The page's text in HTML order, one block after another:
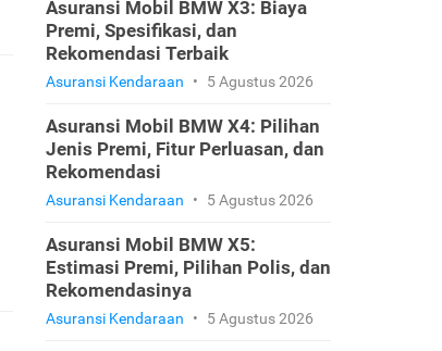
Asuransi Mobil BMW X3: Biaya
Premi, Spesifikasi, dan
Rekomendasi Terbaik
Asuransi Kendaraan • 5 Agustus 2026
Asuransi Mobil BMW X4: Pilihan
Jenis Premi, Fitur Perluasan, dan
Rekomendasi
Asuransi Kendaraan • 5 Agustus 2026
Asuransi Mobil BMW X5:
Estimasi Premi, Pilihan Polis, dan
Rekomendasinya
Asuransi Kendaraan • 5 Agustus 2026